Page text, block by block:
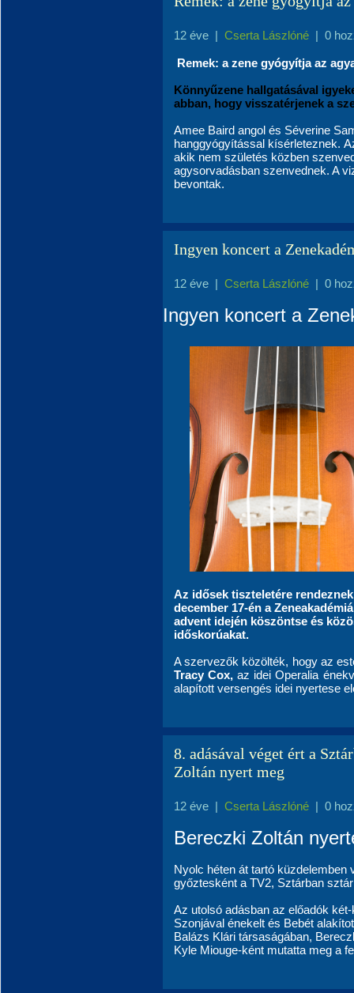
12 éve | Cserta Lászlóné | 0
Remek: a zene gyógyítja az
Könnyűzene hallgatásával
abban, hogy visszatérjenek a
Amee Baird angol és Séverine
hanggyógyítással kísérleteznek.
akik nem születés közben
agysorvadásban szenvednek. A
bevontak.
Ingyen koncert a
12 éve | Cserta Lászlóné | 0
Ingyen koncert a
Az idősek tiszteletére
december 17-én a
advent idején köszöntse és
időskorúakat.
A szervezők közölték, hogy az
Tracy Cox, az idei Operalia
alapított versengés idei nyertese
8. adásával véget ért a
Zoltán nyert meg
12 éve | Cserta Lászlóné | 0
Bereczki Zoltán
Nyolc héten át tartó
győztesként a TV2, Sztárban
Az utolsó adásban az előadók
Szonjával énekelt és Bebét
Balázs Klári társaságában,
Kyle Miouge-ként mutatta meg a